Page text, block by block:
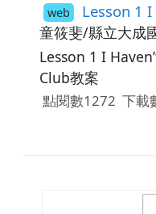
web Lesson 1 I
童筱斐/縣立大成
Lesson 1 I Haven’t Decided on My School
Club教案
點閱數1272 下載